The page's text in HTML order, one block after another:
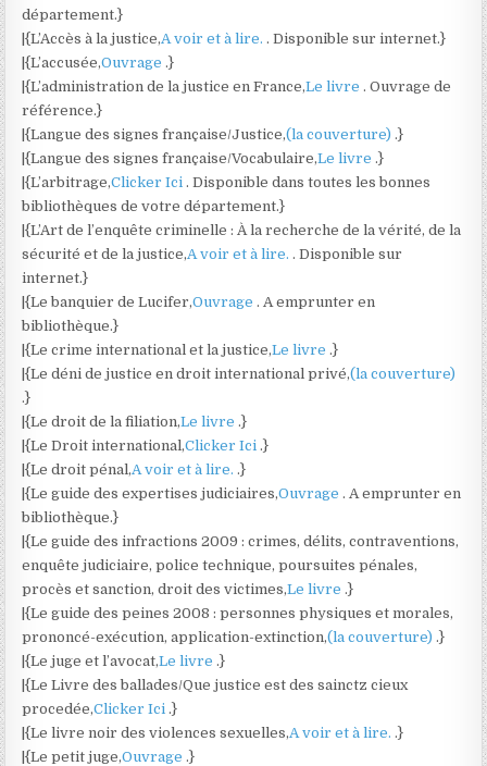
département.}
|{L’Accès à la justice,A voir et à lire. . Disponible sur internet.}
|{L’accusée,Ouvrage .}
|{L’administration de la justice en France,Le livre . Ouvrage de
référence.}
|{Langue des signes française/Justice,(la couverture) .}
|{Langue des signes française/Vocabulaire,Le livre .}
|{L’arbitrage,Clicker Ici . Disponible dans toutes les bonnes
bibliothèques de votre département.}
|{L’Art de l’enquête criminelle : À la recherche de la vérité, de la
sécurité et de la justice,A voir et à lire. . Disponible sur
internet.}
|{Le banquier de Lucifer,Ouvrage . A emprunter en
bibliothèque.}
|{Le crime international et la justice,Le livre .}
|{Le déni de justice en droit international privé,(la couverture)
.}
|{Le droit de la filiation,Le livre .}
|{Le Droit international,Clicker Ici .}
|{Le droit pénal,A voir et à lire. .}
|{Le guide des expertises judiciaires,Ouvrage . A emprunter en
bibliothèque.}
|{Le guide des infractions 2009 : crimes, délits, contraventions,
enquête judiciaire, police technique, poursuites pénales,
procès et sanction, droit des victimes,Le livre .}
|{Le guide des peines 2008 : personnes physiques et morales,
prononcé-exécution, application-extinction,(la couverture) .}
|{Le juge et l’avocat,Le livre .}
|{Le Livre des ballades/Que justice est des sainctz cieux
procedée,Clicker Ici .}
|{Le livre noir des violences sexuelles,A voir et à lire. .}
|{Le petit juge,Ouvrage .}